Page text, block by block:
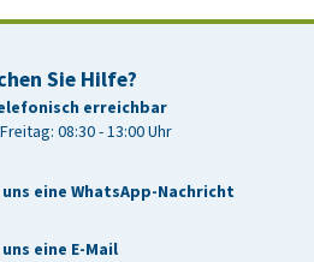
Sie Hilfe?
erreichbar
08:30 - 13:00 Uhr
uns eine WhatsApp-Nachricht
eine E-Mail